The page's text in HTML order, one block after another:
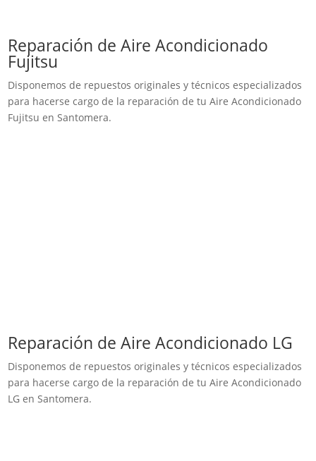
Reparación de Aire Acondicionado
Fujitsu
Disponemos de repuestos originales y técnicos especializados
para hacerse cargo de la reparación de tu Aire Acondicionado
Fujitsu en Santomera.
Reparación de Aire Acondicionado LG
Disponemos de repuestos originales y técnicos especializados
para hacerse cargo de la reparación de tu Aire Acondicionado
LG en Santomera.